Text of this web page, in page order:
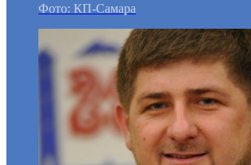
Фото: КП-Самара